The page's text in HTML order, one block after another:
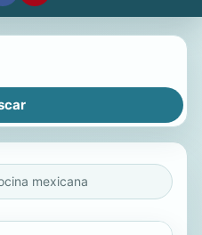
mexicana